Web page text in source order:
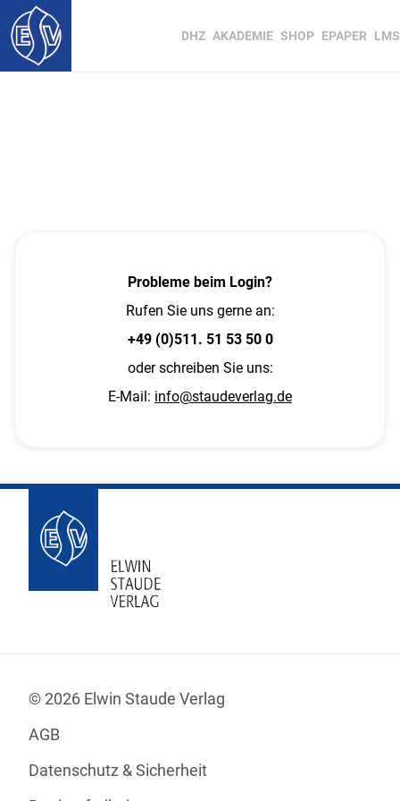
DHZ AKADEMIE SHOP EPAPER LMS
Probleme beim Login?
Rufen Sie uns gerne an:
+49 (0)511. 51 53 50 0
oder schreiben Sie uns:
E-Mail: info@staudeverlag.de
© 2026 Elwin Staude Verlag
AGB
Datenschutz & Sicherheit